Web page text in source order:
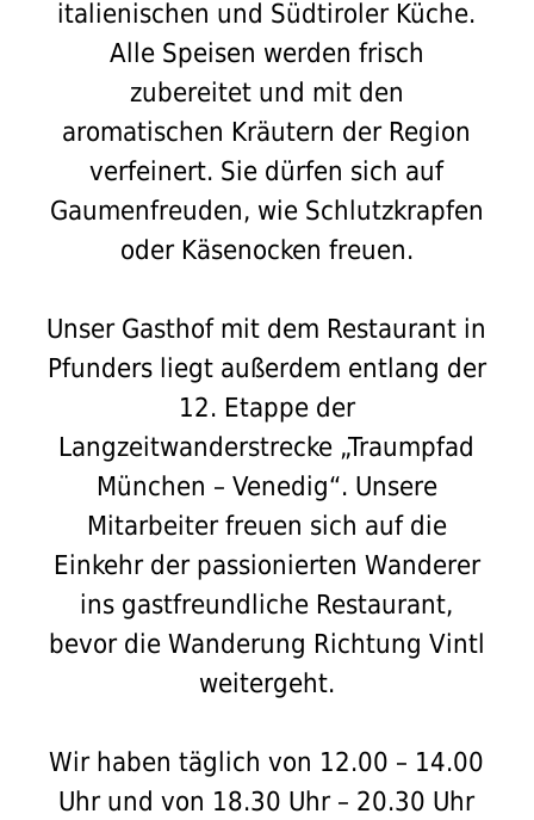
italienischen und Südtiroler Küche.
Alle Speisen werden frisch
zubereitet und mit den
aromatischen Kräutern der Region
verfeinert. Sie dürfen sich auf
Gaumenfreuden, wie Schlutzkrapfen
oder Käsenocken freuen.
Unser Gasthof mit dem Restaurant in
Pfunders liegt außerdem entlang der
12. Etappe der
Langzeitwanderstrecke „Traumpfad
München – Venedig“. Unsere
Mitarbeiter freuen sich auf die
Einkehr der passionierten Wanderer
ins gastfreundliche Restaurant,
bevor die Wanderung Richtung Vintl
weitergeht.
Wir haben täglich von 12.00 – 14.00
Uhr und von 18.30 Uhr – 20.30 Uhr